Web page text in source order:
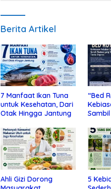
Berita Artikel
7 Manfaat Ikan Tuna
untuk Kesehatan, Dari
Otak Hingga Jantung
“Bed
Ahli Gizi Dorong
5